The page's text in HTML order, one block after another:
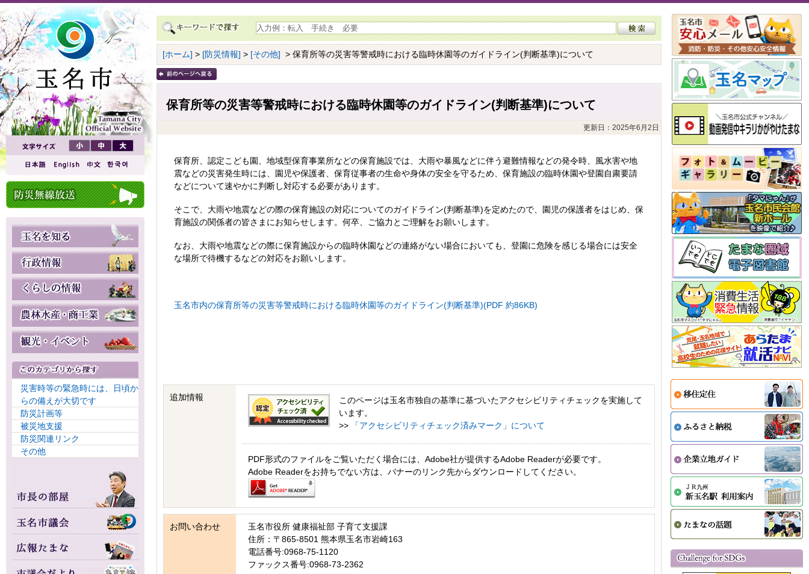
災害時等の緊急時には、日頃か
らの備えが大切です
防災計画等
被災地支援
防災関連リンク
その他
[ホーム] > [防災情報] > [その他] > 保育所等の災害等警戒時における臨時休園等のガイドライン(判断基準)について
保育所等の災害等警戒時における臨時休園等のガイドライン(判断基準)について
更新日：2025年6月2日
保育所、認定こども園、地域型保育事業所などの保育施設では、大雨や暴風などに伴う避難情報などの発令時、風水害や地
震などの災害発生時には、園児や保護者、保育従事者の生命や身体の安全を守るため、保育施設の臨時休園や登園自粛要請
などについて速やかに判断し対応する必要があります。
そこで、大雨や地震などの際の保育施設の対応についてのガイドライン(判断基準)を定めたので、園児の保護者をはじめ、保
育施設の関係者の皆さまにお知らせします。何卒、ご協力とご理解をお願いします。
なお、大雨や地震などの際に保育施設からの臨時休園などの連絡がない場合においても、登園に危険を感じる場合には安全
な場所で待機するなどの対応をお願いします。
玉名市内の保育所等の災害等警戒時における臨時休園等のガイドライン(判断基準)(PDF 約86KB)
追加情報
このページは玉名市独自の基準に基づいたアクセシビリティチェックを実施して
います。
>>
「アクセシビリティチェック済みマーク」について
PDF形式のファイルをご覧いただく場合には、Adobe社が提供するAdobe Readerが必要です。
Adobe Readerをお持ちでない方は、バナーのリンク先からダウンロードしてください。
お問い合わせ
玉名市役所 健康福祉部 子育て支援課
住所：〒865-8501 熊本県玉名市岩崎163
電話番号:0968-75-1120
ファックス番号:0968-73-2362